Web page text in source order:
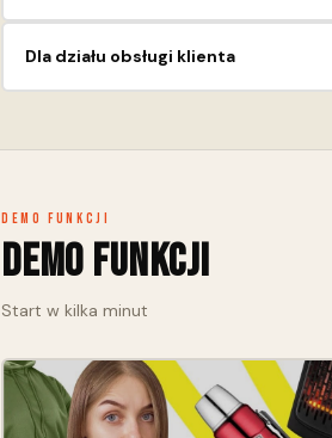
uzasadnione decyzje w oparciu o dane.
Dla działu obsługi klienta
Demo funkcji
Demo funkcji
Start w kilka minut